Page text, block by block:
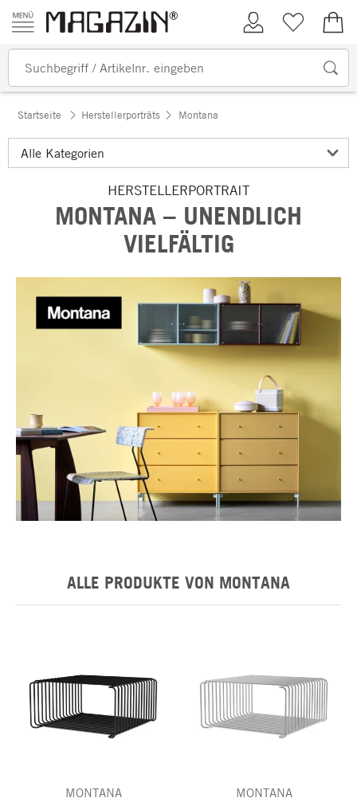
Zum Inhalt springen
Kundenkonto
Merkliste
Startseite Herstellerporträts Montana
HERSTELLERPORTRAIT
MONTANA – UNENDLICH
VIELFÄLTIG
ALLE PRODUKTE VON MONTANA
MONTANA
MONTANA